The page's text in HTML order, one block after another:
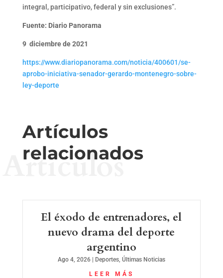
integral, participativo, federal y sin exclusiones”.
Fuente: Diario Panorama
9 diciembre de 2021
https://www.diariopanorama.com/noticia/400601/se-
aprobo-iniciativa-senador-gerardo-montenegro-sobre-
ley-deporte
Artículos
relacionados
Artículos
El éxodo de entrenadores, el
nuevo drama del deporte
argentino
Ago 4, 2026| Deportes, Últimas Noticias
LEER MÁS